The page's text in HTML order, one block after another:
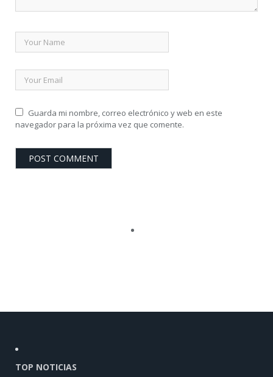
Guarda mi nombre, correo electrónico y web en este
navegador para la próxima vez que comente.
TOP NOTICIAS